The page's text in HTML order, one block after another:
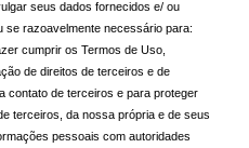
seus dados fornecidos e/ ou
se razoavelmente necessário para:
cumprir os Termos de Uso,
de direitos de terceiros e de
contato de terceiros e para proteger
terceiros, da nossa própria e de seus
pessoais com autoridades